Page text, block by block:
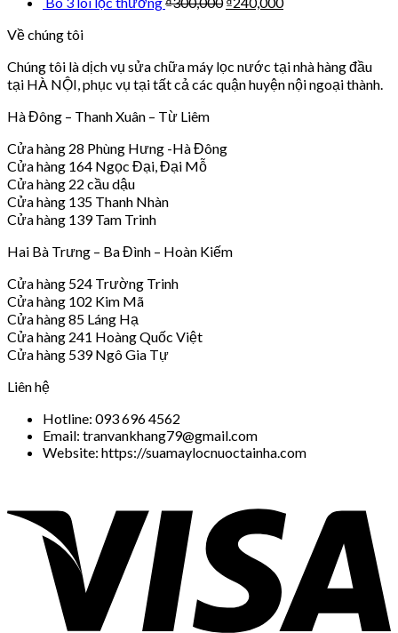
Về chúng tôi
Chúng tôi là dịch vụ sửa chữa máy lọc nước tại nhà hàng đầu
tại HÀ NỘI, phục vụ tại tất cả các quận huyện nội ngoại thành.
Hà Đông – Thanh Xuân – Từ Liêm
Cửa hàng 28 Phùng Hưng -Hà Đông
Cửa hàng 164 Ngọc Đại, Đại Mỗ
Cửa hàng 22 cầu dậu
Cửa hàng 135 Thanh Nhàn
Cửa hàng 139 Tam Trinh
Hai Bà Trưng – Ba Đình – Hoàn Kiếm
Cửa hàng 524 Trường Trinh
Cửa hàng 102 Kim Mã
Cửa hàng 85 Láng Hạ
Cửa hàng 241 Hoàng Quốc Việt
Cửa hàng 539 Ngô Gia Tự
Liên hệ
Hotline: 093 696 4562
Email: tranvankhang79@gmail.com
Website: https://suamaylocnuoctainha.com